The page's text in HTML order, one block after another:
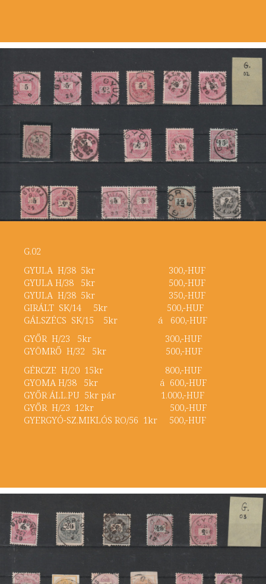
G.02
GYULA H/38 5kr 300,-HUF
GYULA H/38 5kr 500,-HUF
GYULA H/38 5kr 350,-HUF
GIRÁLT SK/14 5kr 500,-HUF
GÁLSZÉCS SK/15 5kr á 600,-HUF
GYŐR H/23 5kr 300,-HUF
GYÖMRŐ H/32 5kr 500,-HUF
GÉRCZE H/20 15kr 800,-HUF
GYOMA H/38 5kr á 600,-HUF
GYŐR ÁLL.PU 5kr pár 1.000,-HUF
GYŐR H/23 12kr 500,-HUF
GYERGYÓ-SZ.MIKLÓS RO/56 1kr 500,-HUF